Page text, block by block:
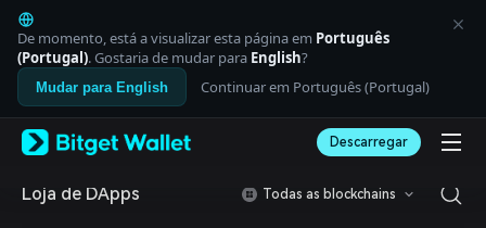
English
日本語
Tiếng Việt
Русский
Español (Latinoamérica)
Italiano
Deutsch
De momento, está a visualizar esta página em Português
(Portugal). Gostaria de mudar para English?
Mudar para English Continuar em Português (Portugal)
Descarregar
Loja de DApps Todas as blockchains